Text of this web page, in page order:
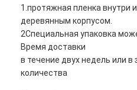
1.протяжная пленка внутри
деревянным корпусом.
2Специальная упаковка
Время доставки
в течение двух недель или
количества